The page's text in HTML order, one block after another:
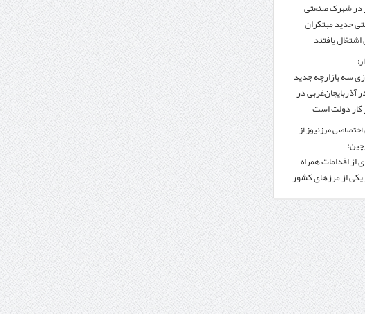
نفر در شهرک صنعتی
حدید مبتکران
یافتند
سه بازارچه جدید
آذربایجان‌غربی در
دولت است
مرزنیوز از
از اقدامات همراه
از مرزهای کشور